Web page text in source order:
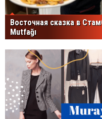
Восточная сказка в
Mutfağı